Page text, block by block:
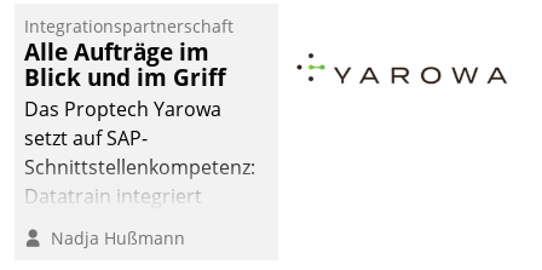
Integrationspartnerschaft
Alle Aufträge im
Blick und im Griff
Das Proptech Yarowa
setzt auf SAP-
Schnittstellenkompetenz:
Datatrain integriert
Yarowas Portal zur
Vergabe und Verwaltung
Nadja Hußmann